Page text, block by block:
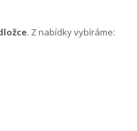
. Z nabídky vybíráme: